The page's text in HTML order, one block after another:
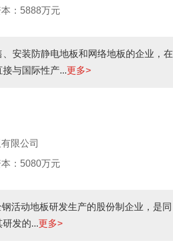
：5888万元
安装防静电地板和网络地板的企业，在
与国际性产...更多>
限公司
：5080万元
活动地板研发生产的股份制企业，是同
发的...更多>